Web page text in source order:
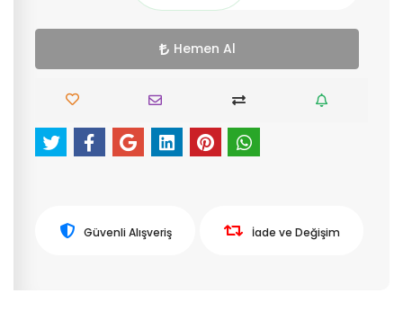
Hemen Al
Güvenli Alışveriş İade ve Değişim